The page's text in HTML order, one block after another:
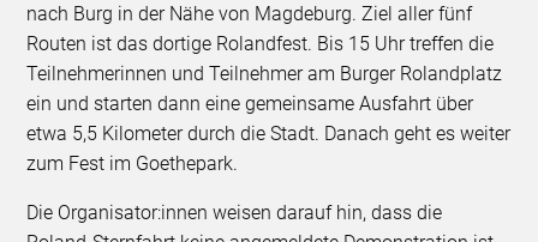
nach Burg in der Nähe von Magdeburg. Ziel aller fünf
Routen ist das dortige Rolandfest. Bis 15 Uhr treffen die
Teilnehmerinnen und Teilnehmer am Burger Rolandplatz
ein und starten dann eine gemeinsame Ausfahrt über
etwa 5,5 Kilometer durch die Stadt. Danach geht es weiter
zum Fest im Goethepark.
Die Organisator:innen weisen darauf hin, dass die